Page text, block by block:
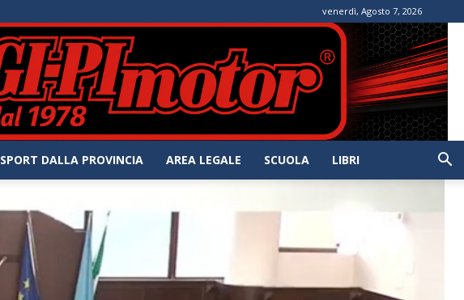
venerdì, Agosto 7, 2026
SPORT DALLA PROVINCIA AREA LEGALE SCUOLA LIBRI